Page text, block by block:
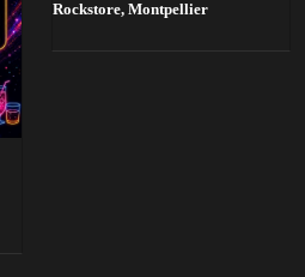
Rockstore, Montpellier